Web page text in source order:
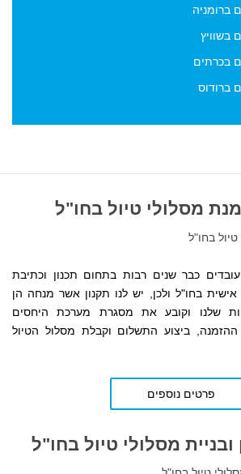
ברומניה
בשוויץ
בכרתים
ברודוס
מסלולי טיול בחו"ל
אנו ב- VIP Traveler עובדים כבר שנים רבות בתחום תכנון וכתיבת
בחו"ל ולכן, יש לנו תקנון אשר מנחה הן
שלנו וקובע את מסגרת מערכת היחסים
ביצוע התשלום וקבלת מסלול הטיול
פרטים נוספים
ובניית מסלולי טיול בחו"ל